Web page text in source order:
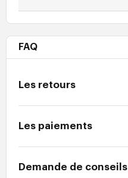
FAQ
Les retours
Les paiements
Demande de conseils